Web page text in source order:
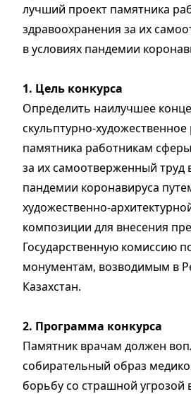
лучший проект памятника
здравоохранения за их
в условиях пандемии
1. Цель конкурса
Определить наилучшее
скульптурно-
памятника работникам
за их самоотверженный труд
пандемии коронавируса
художественно-
композиции для внесения
Государственную комиссию
монументам, возводимым в
Казахстан.
2. Программа конкурса
Памятник врачам должен
собирательный образ
борьбу со страшной угрозой